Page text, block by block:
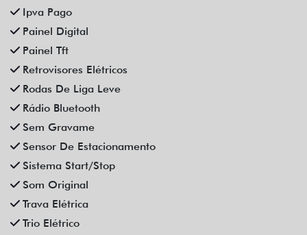
Ipva Pago
Painel Digital
Painel Tft
Retrovisores Elétricos
Rodas De Liga Leve
Rádio Bluetooth
Sem Gravame
Sensor De Estacionamento
Sistema Start/Stop
Som Original
Trava Elétrica
Trio Elétrico